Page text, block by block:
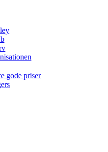
gode priser